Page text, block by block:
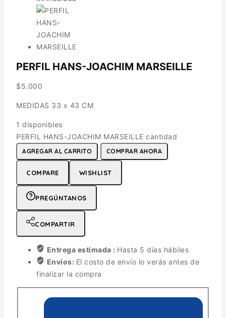
PERFIL HANS-JOACHIM MARSEILLE
$5.000
MEDIDAS 33 x 43 CM
1 disponibles
PERFIL HANS-JOACHIM MARSEILLE cantidad
AGREGAR AL CARRITO COMPRAR AHORA
COMPARE WISHLIST
PREGÚNTANOS
COMPARTIR
Entrega estimada : Hasta 5 días hábiles
Envíos: El costo de envío lo verás antes de
finalizar la compra